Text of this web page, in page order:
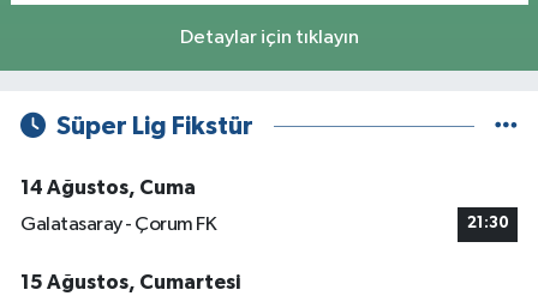
Detaylar için tıklayın
Süper Lig Fikstür
14 Ağustos, Cuma
Galatasaray - Çorum FK
21:30
15 Ağustos, Cumartesi